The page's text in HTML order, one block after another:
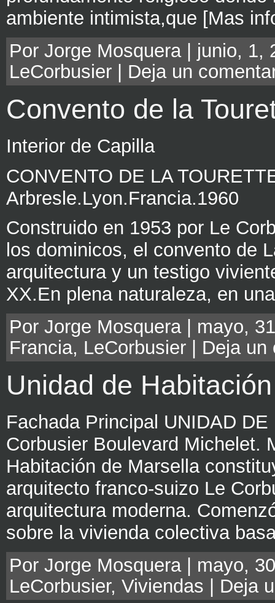
ambiente intimista,que [Mas
Por Jorge Mosquera | junio,
LeCorbusier
Deja un
Convento de la
Interior de Capilla
CONVENTO DE LA
Arbresle.Lyon.Francia.1960
Construido en 1953 por Le
los dominicos, el convento de
arquitectura y un testigo
XX.En plena naturaleza, en
Por Jorge Mosquera | mayo,
Francia, LeCorbusier Deja un
Unidad de
Fachada Principal UNIDAD
Corbusier Boulevard Michelet.
Habitación de Marsella
arquitecto franco-suizo Le
arquitectura moderna.
sobre la vivienda colectiva
Por Jorge Mosquera | mayo,
LeCorbusier, Viviendas | Deja